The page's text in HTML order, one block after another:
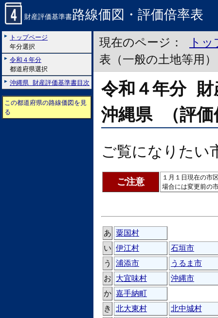
財産評価基準書路線価図・評価倍率表
トップページ
年分選択
令和４年分
都道府県選択
沖縄県 財産評価基準書目次
この都道府県の路線価図を見
る
現在のページ：
ト
表（一般の土地等用）
令和４年分 財
沖縄県 （評価
ご覧になりたい
ご注意
１月１日現在の市
場合には変更前の
あ 粟国村
い 伊江村
石垣市
う
浦添市
うるま市
お 大宜味村
沖縄市
か 嘉手納町
き
北大東村
北中城村